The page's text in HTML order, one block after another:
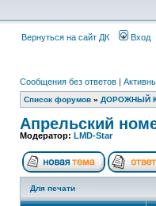
Вернуться на сайт ДК Вход
Сообщения без ответов |
Список форумов » ДОРОЖНЫЙ
Апрельский
Модератор: LMD-Star
Для печати